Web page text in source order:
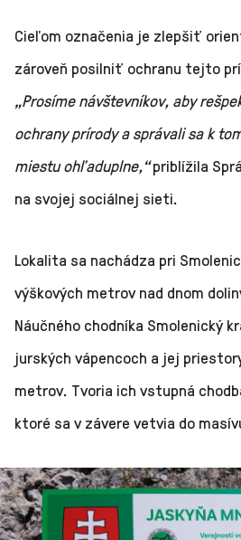
Cieľom označenia je zlepšiť
zároveň posilniť ochranu tejto
„Prosíme návštevníkov, aby
ochrany prírody a správali sa k
miestu ohľaduplne,“priblížila
na svojej sociálnej sieti.
Lokalita sa nachádza pri
výškových metrov nad dnom
Náučného chodníka Smolenický
jurských vápencoch a jej
metrov. Tvoria ich vstupná
ktoré sa v závere vetvia do